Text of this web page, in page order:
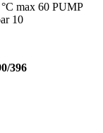
max 60 PUMP
10
396